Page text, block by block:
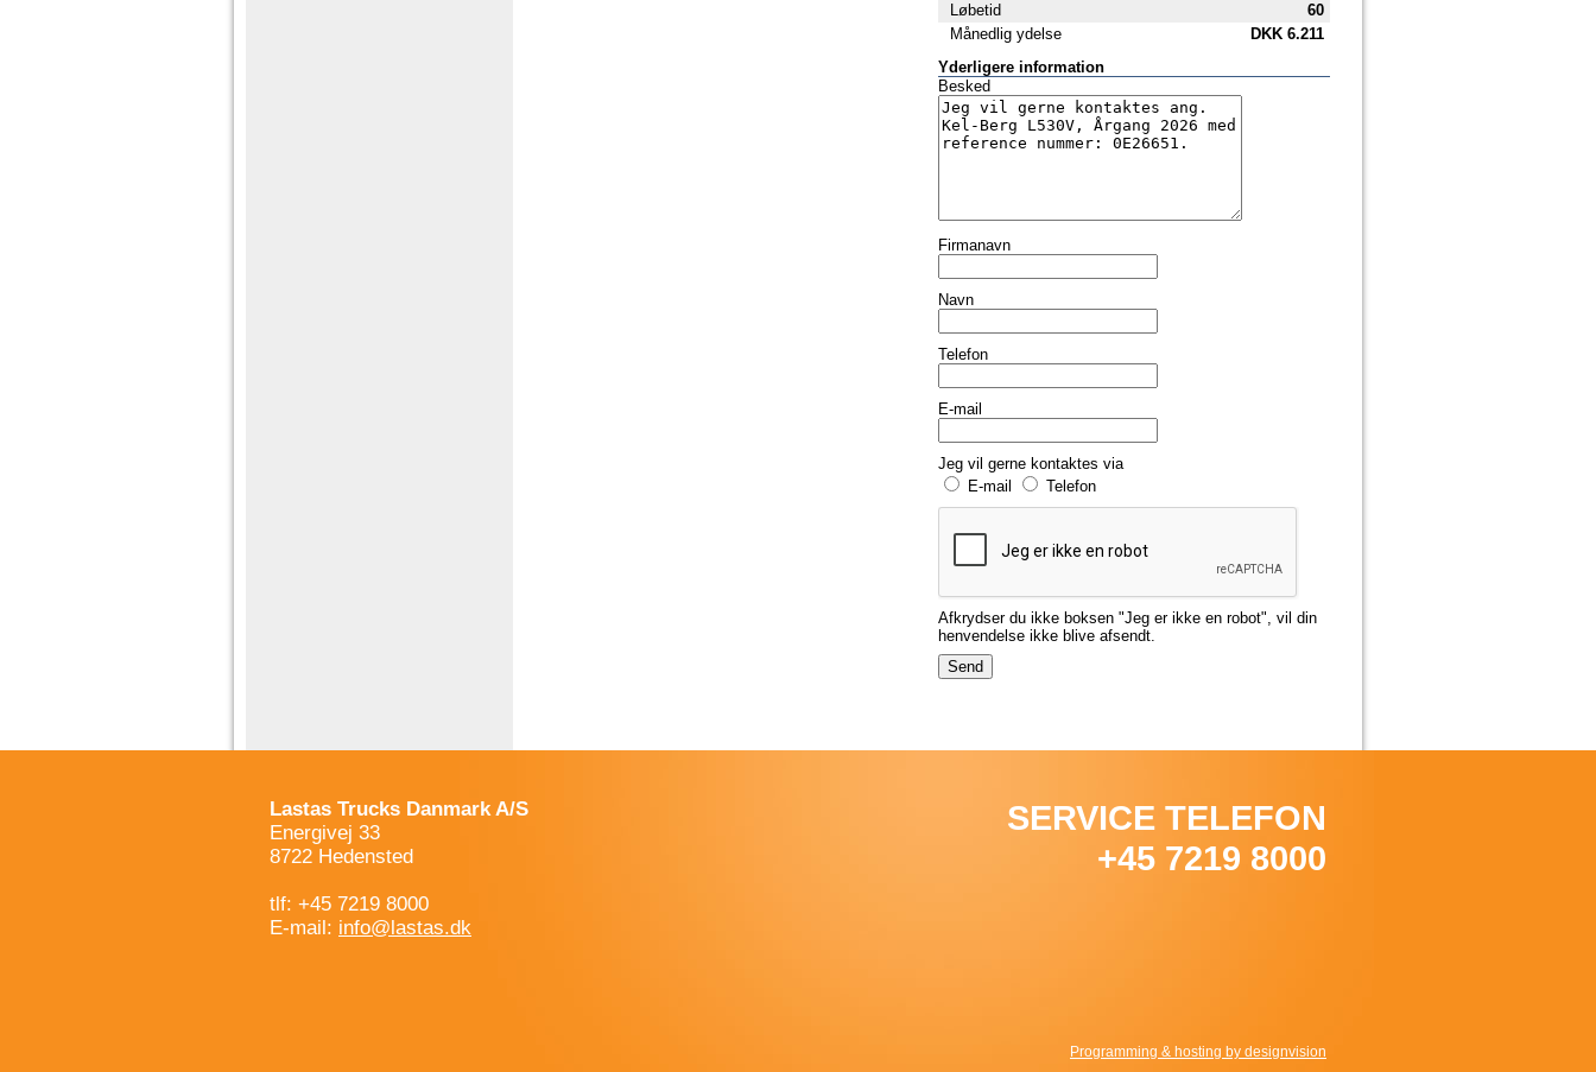
Løbetid
60
Månedlig ydelse
DKK6.211
Yderligere information
Besked
Firmanavn
Navn
Telefon
E-mail
Jeg vil gerne kontaktes via
E-mail
Telefon
Afkrydser du ikke boksen "Jeg er ikke en robot", vil din
henvendelse ikke blive afsendt.
Lastas Trucks Danmark A/S
Energivej 33
8722 Hedensted
tlf: +45 7219 8000
E-mail: info@lastas.dk
SERVICE TELEFON
+45 7219 8000
Programming & hosting by designvision